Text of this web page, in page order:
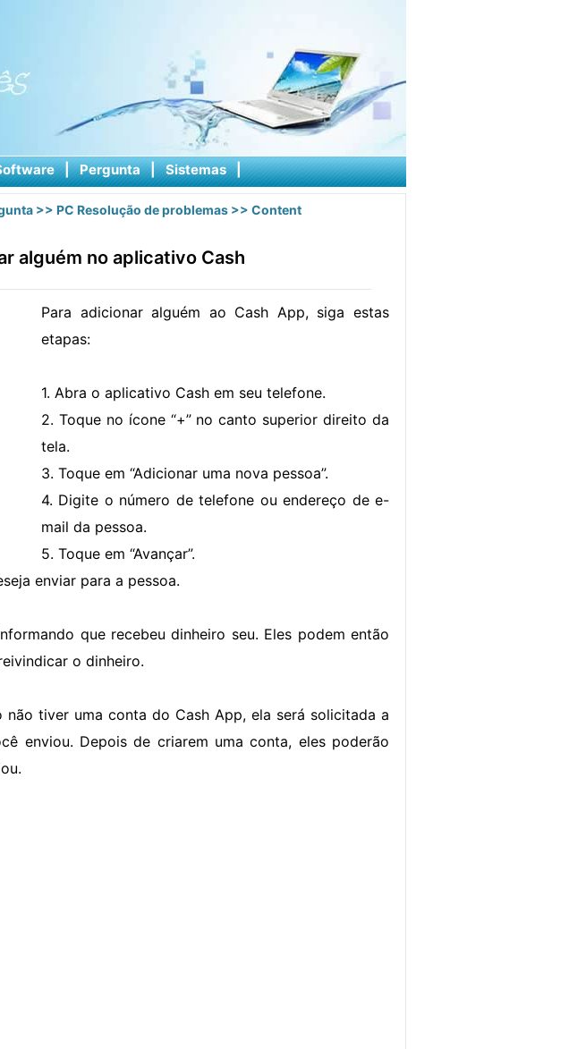
| Pergunta | Sistemas |
>> PC Resolução de problemas >> Content
alguém no aplicativo Cash
Para adicionar alguém ao Cash App, siga estas
etapas:
1. Abra o aplicativo Cash em seu telefone.
2. Toque no ícone “+” no canto superior direito da
tela.
3. Toque em “Adicionar uma nova pessoa”.
4. Digite o número de telefone ou endereço de e-
mail da pessoa.
5. Toque em “Avançar”.
enviar para a pessoa.
que recebeu dinheiro seu. Eles podem então
o dinheiro.
tiver uma conta do Cash App, ela será solicitada a
enviou. Depois de criarem uma conta, eles poderão